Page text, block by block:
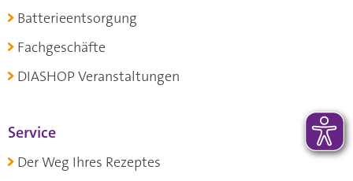
Batterieentsorgung
Fachgeschäfte
DIASHOP Veranstaltungen
Service
Der Weg Ihres Rezeptes